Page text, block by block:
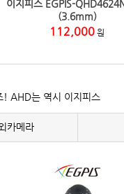
이지피스 EGPIS-
(3.6mm)
112,000 원
! AHD는 역시 이지피스
카메라